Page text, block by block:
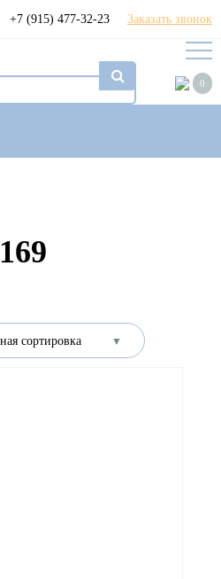
+7 (915) 477-32-23 Заказать звонок
0
169